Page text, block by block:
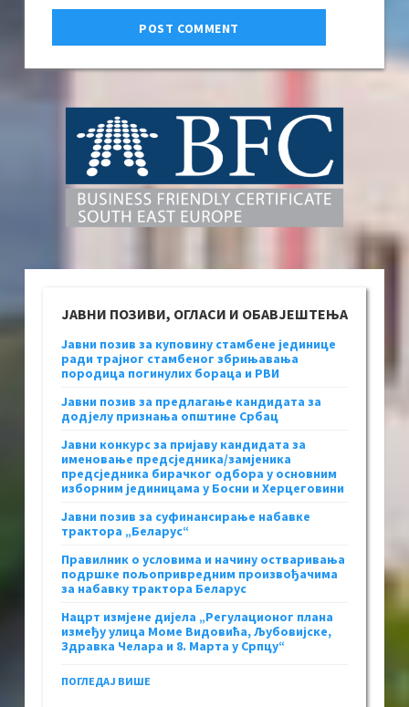
ЈАВНИ ПОЗИВИ, ОГЛАСИ И ОБАВЈЕШТЕЊА
Јавни позив за куповину стамбене јединице
ради трајног стамбеног збрињавања
породица погинулих бораца и РВИ
Јавни позив за предлагање кандидата за
додјелу признања општине Србац
Јавни конкурс за пријаву кандидата за
именовање предсједника/замјеника
предсједника бирачког одбора у основним
изборним јединицама у Босни и Херцеговини
Јавни позив за суфинансирање набавке
трактора „Беларус“
Правилник о условима и начину остваривања
подршке пољопривредним произвођачима
за набавку трактора Беларус
Нацрт измјене дијела „Регулационог плана
између улица Моме Видовића, Љубовијске,
Здравка Челара и 8. Марта у Српцу“
ПОГЛЕДАЈ ВИШЕ